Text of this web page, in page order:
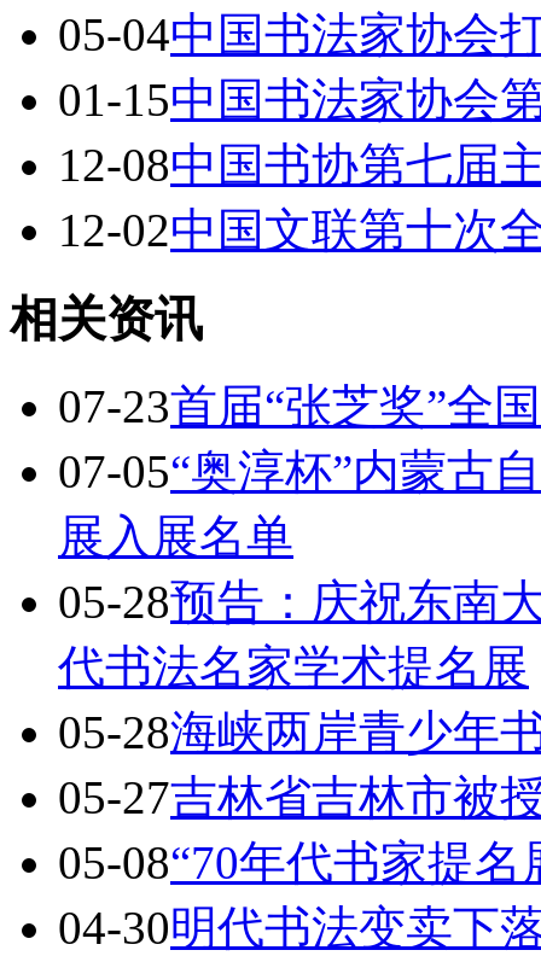
05-04中国书法家协会
01-15中国书法家协会
12-08中国书协第七届
12-02中国文联第十次
相关资讯
07-23首届“张芝奖”全
07-05“奥淳杯”内蒙古
展入展名单
05-28预告：庆祝东南
代书法名家学术提名展
05-28海峡两岸青少年
05-27吉林省吉林市被
05-08“70年代书家提
04-30明代书法变卖下